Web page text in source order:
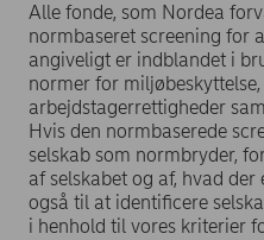
Alle fonde, som Nordea
normbaseret screening for
angiveligt er indblandet i
normer for
arbejdstagerrettigheder
Hvis den normbaserede
selskab som normbryder,
af selskabet og af, hvad der
også til at identificere
i henhold til vores kriterier